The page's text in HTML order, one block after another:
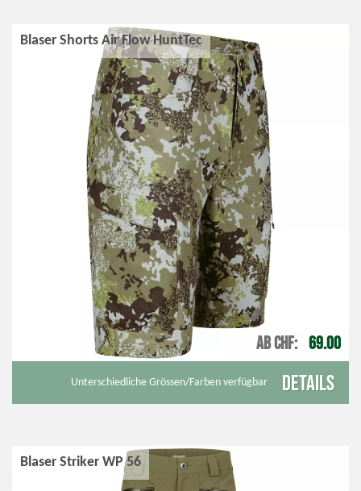
Blaser Shorts Air Flow HuntTec
AB CHF 69.00
Unterschiedliche Grössen/Farben verfügbar Details
Blaser Striker WP 56